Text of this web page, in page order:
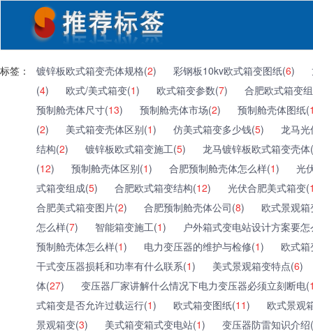
标签： 镀锌板欧式箱变壳体规格(2) 彩钢板10kv欧式箱变图纸(6)
(4) 欧式/美式箱变(1) 欧式箱变参数(7)
合肥欧式箱变
预制舱壳体尺寸(13) 预制舱壳体市场(2) 预制舱壳体图纸(
(2) 美式箱变壳体区别(1) 仿美式箱变多少钱(5)
龙马
结构(2) 镀锌板欧式箱变施工(5)
龙马镀锌板欧式箱变壳体(
(12) 预制舱壳体区别(1) 合肥预制舱壳体怎么样(1)
光
式箱变组成(5) 合肥欧式箱变结构(12) 光伏合肥美式箱变(
合肥美式箱变图片(2) 合肥预制舱壳体公司(8)
欧式景观
怎么样(7) 智能箱变施工(1)
户外箱式变电站设计方案要
预制舱壳体怎么样(1) 电力变压器的维护与检修(1)
欧式
干式变压器损耗和功率有什么联系(1) 美式景观箱变特点(6)
体(27) 变压器厂家讲解什么情况下电力变压器必须立刻断电(
式箱变是否允许过载运行(1) 欧式箱变图纸(11)
欧式景观
景观箱变(3) 美式箱变箱式变电站(1)
变压器防雷知识介绍(